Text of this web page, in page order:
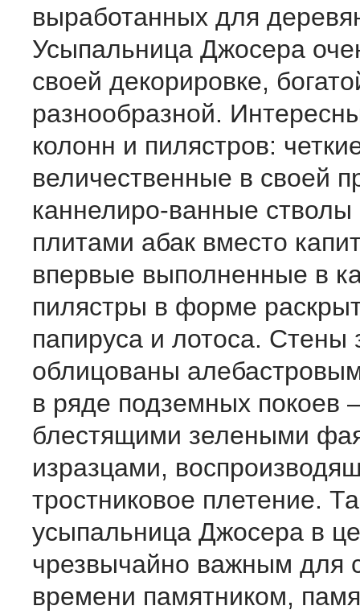
выработанных для
Усыпальница Джосера
своей декорировке,
разнообразной.
колонн и пилястров:
величественные в своей
каннелиро-ванные стволы
плитами абак вместо
впервые выполненные в
пилястры в форме
папируса и лотоса. Стены
облицованы
в ряде подземных покоев
блестящими зелеными
изразцами,
тростниковое плетение.
усыпальница Джосера в
чрезвычайно важным для
времени памятником,